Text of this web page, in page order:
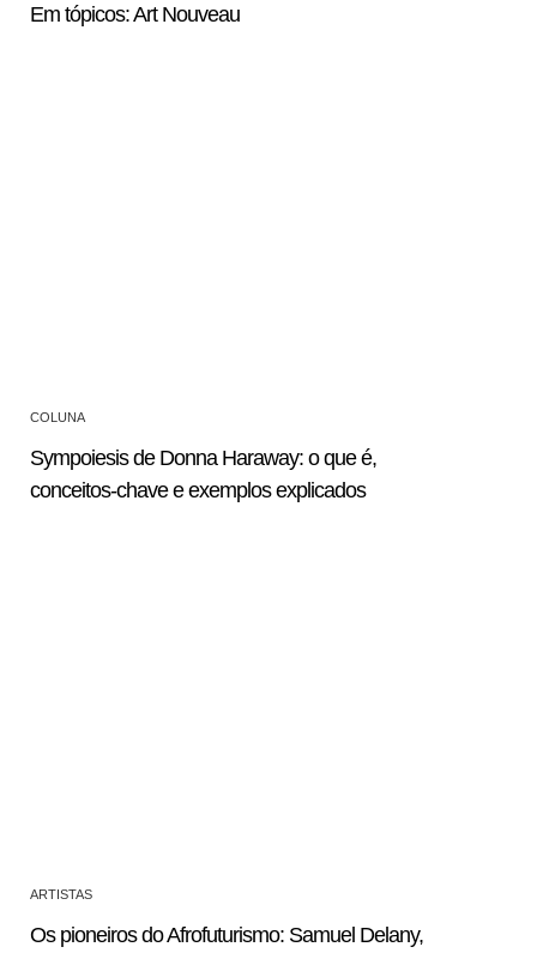
Em tópicos: Art Nouveau
COLUNA
Sympoiesis de Donna Haraway: o que é,
conceitos-chave e exemplos explicados
ARTISTAS
Os pioneiros do Afrofuturismo: Samuel Delany,